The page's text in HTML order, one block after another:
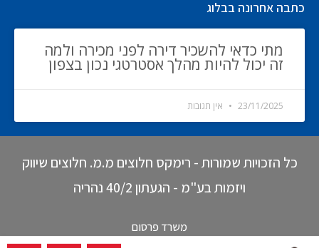
כתבה אחרונה בבלוג
מתי כדאי להשכיר דירה לפני מכירה ולמה
זה יכול להיות מהלך אסטרטגי נכון בצפון
23/11/2025 אין תגובות
כל הזכויות שמורות - רימקס חלוצים מ.מ. חלוצים שיווק
ויזמות בע"מ - הגעתון 40/2 נהריה
משרד פרסום